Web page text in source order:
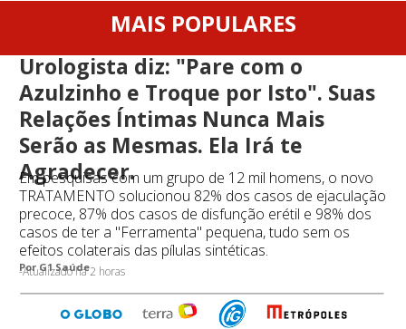
MAIS POPULARES
Urologista diz: "Pare com o
Azulzinho e Troque por Isto". Suas
Relações Íntimas Nunca Mais
Serão as Mesmas. Ela Irá te
Agradecer.
Em pesquisas com um grupo de 12 mil homens, o novo
TRATAMENTO solucionou 82% dos casos de ejaculação
precoce, 87% dos casos de disfunção erétil e 98% dos
casos de ter a "Ferramenta" pequena, tudo sem os
efeitos colaterais das pílulas sintéticas.
Por G1 Saúde
-Atualizado há 2 horas